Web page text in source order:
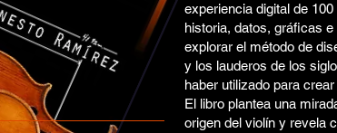
experiencia digital de
historia, datos, gráficas
explorar el método de
y los lauderos de los
haber utilizado para
El libro plantea una
origen del violín y revela